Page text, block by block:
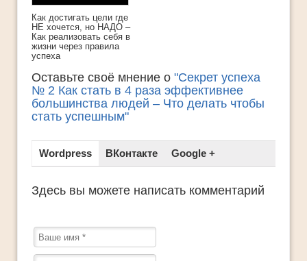
Как достигать цели где
НЕ хочется, но НАДО –
Как реализовать себя в
жизни через правила
успеха
Оставьте своё мнение о "Секрет успеха
№ 2 Как стать в 4 раза эффективнее
большинства людей – Что делать чтобы
стать успешным"
Wordpress ВКонтакте Google +
Здесь вы можете написать комментарий